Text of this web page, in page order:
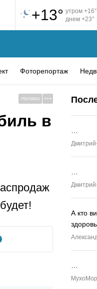
+13° утром +16°
днем +23°
Фоторепортаж
РЕКЛАМА
в
А кто
MyxoMop